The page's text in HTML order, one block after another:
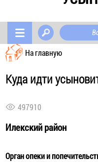
На главную
Куда идти
497910
Илекский район
Орган опеки и